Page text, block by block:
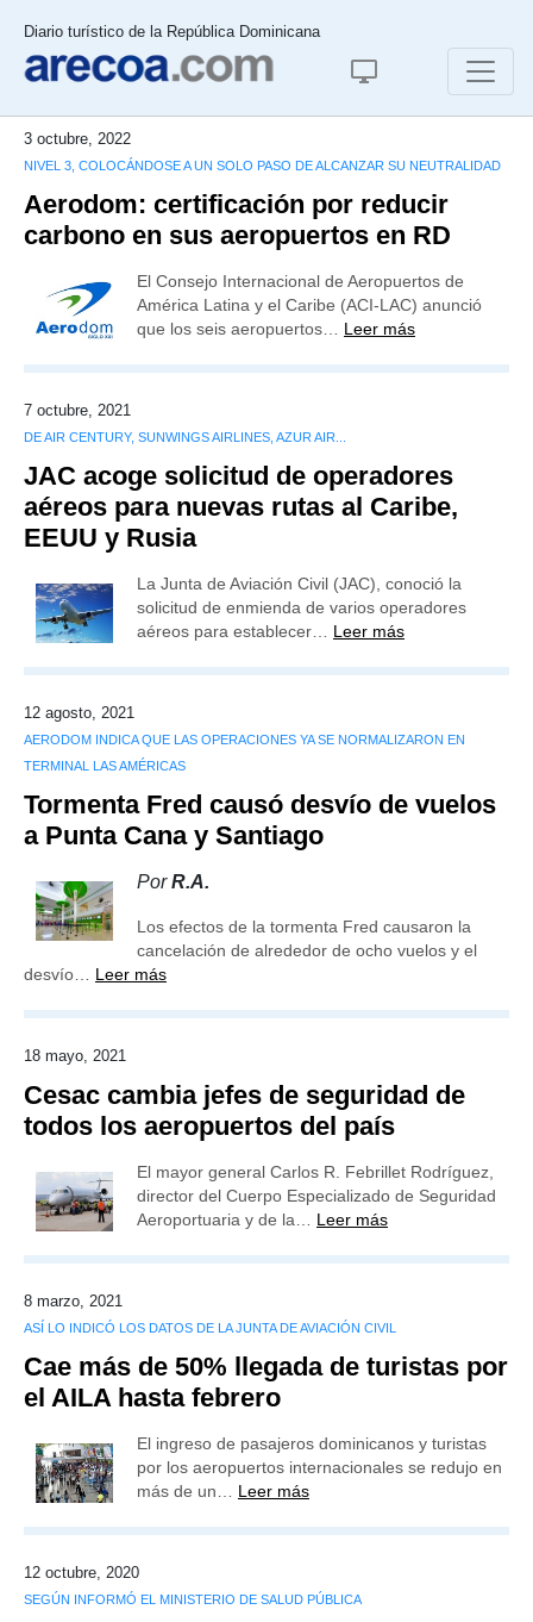
Diario turístico de la República Dominicana
3 octubre, 2022
NIVEL 3, COLOCÁNDOSE A UN SOLO PASO DE ALCANZAR SU NEUTRALIDAD
Aerodom: certificación por reducir
carbono en sus aeropuertos en RD
El Consejo Internacional de Aeropuertos de
América Latina y el Caribe (ACI-LAC) anunció
que los seis aeropuertos… Leer más
7 octubre, 2021
DE AIR CENTURY, SUNWINGS AIRLINES, AZUR AIR...
JAC acoge solicitud de operadores
aéreos para nuevas rutas al Caribe,
EEUU y Rusia
La Junta de Aviación Civil (JAC), conoció la
solicitud de enmienda de varios operadores
aéreos para establecer… Leer más
12 agosto, 2021
AERODOM INDICA QUE LAS OPERACIONES YA SE NORMALIZARON EN
TERMINAL LAS AMÉRICAS
Tormenta Fred causó desvío de vuelos
a Punta Cana y Santiago
PorR.A.
Los efectos de la tormenta Fred causaron la
cancelación de alrededor de ocho vuelos y el
desvío… Leer más
18 mayo, 2021
Cesac cambia jefes de seguridad de
todos los aeropuertos del país
El mayor general Carlos R. Febrillet Rodríguez,
director del Cuerpo Especializado de Seguridad
Aeroportuaria y de la… Leer más
8 marzo, 2021
ASÍ LO INDICÓ LOS DATOS DE LA JUNTA DE AVIACIÓN CIVIL
Cae más de 50% llegada de turistas por
el AILA hasta febrero
El ingreso de pasajeros dominicanos y turistas
por los aeropuertos internacionales se redujo en
más de un… Leer más
12 octubre, 2020
SEGÚN INFORMÓ EL MINISTERIO DE SALUD PÚBLICA